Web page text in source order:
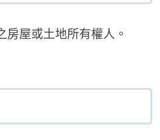
房屋或土地所有權人。